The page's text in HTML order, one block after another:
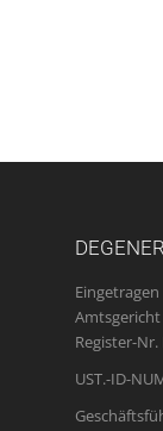
Register-Nr.
UST.-ID-